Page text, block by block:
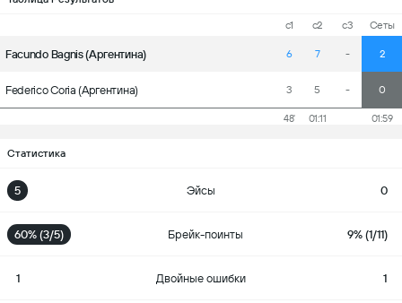
с1 с2 с3 Cеты
Facundo Bagnis (Аргентина) 6 7 - 2
Federico Coria (Аргентина) 3 5 - 0
48' 01:11 01:59
Статистика
5 Эйсы 0
60% (3/5) Брейк-поинты 9% (1/11)
1 Двойные ошибки 1